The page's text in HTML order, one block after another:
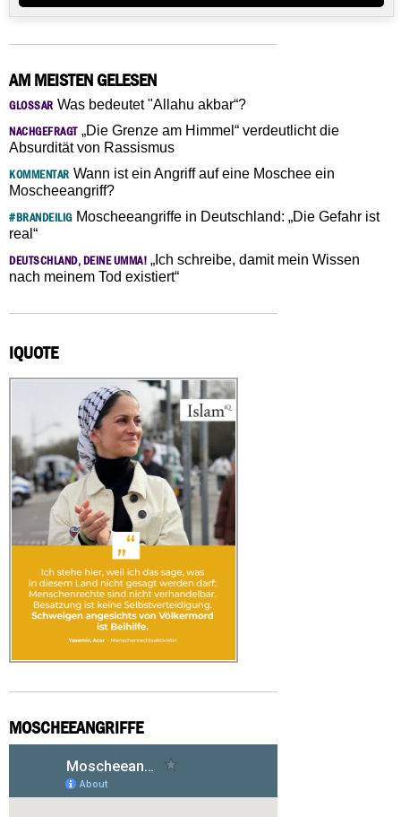
AM MEISTEN GELESEN
GLOSSAR Was bedeutet "Allahu akbar“?
NACHGEFRAGT„Die Grenze am Himmel“ verdeutlicht die
Absurdität von Rassismus
KOMMENTAR Wann ist ein Angriff auf eine Moschee ein
Moscheeangriff?
#BRANDEILIGMoscheeangriffe in Deutschland: „Die Gefahr ist
real“
DEUTSCHLAND, DEINE UMMA! „Ich schreibe, damit mein Wissen
nach meinem Tod existiert“
IQUOTE
MOSCHEEANGRIFFE